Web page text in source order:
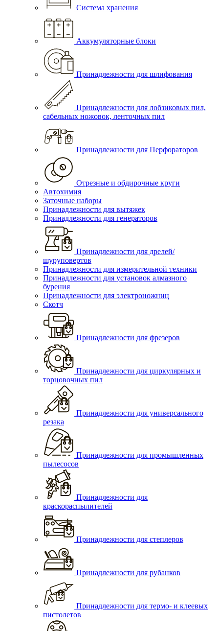
Система хранения
Аккумуляторные блоки
Принадлежности для шлифования
Принадлежности для лобзиковых пил,
сабельных ножовок, ленточных пил
Принадлежности для Перфораторов
Отрезные и обдирочные круги
Автохимия
Заточные наборы
Принадлежности для вытяжек
Принадлежности для генераторов
Принадлежности для дрелей/
шуруповертов
Принадлежности для измерительной техники
Принадлежности для установок алмазного
бурения
Принадлежности для электроножниц
Скотч
Принадлежности для фрезеров
Принадлежности для циркулярных и
торцовочных пил
Принадлежности для универсального
резака
Принадлежности для промышленных
пылесосов
Принадлежности для
краскораспылителей
Принадлежности для степлеров
Принадлежности для рубанков
Принадлежности для термо- и клеевых
пистолетов